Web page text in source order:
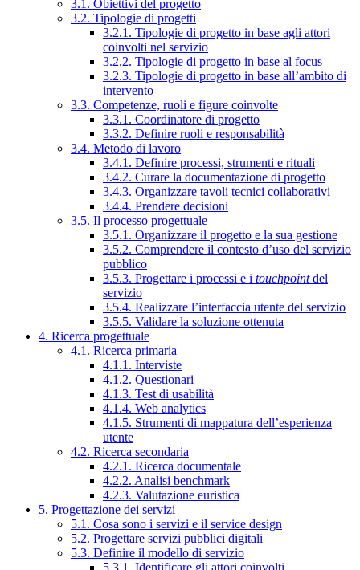
3.1. Obiettivi del progetto
3.2. Tipologie di progetti
3.2.1. Tipologie di progetto in base agli attori
coinvolti nel servizio
3.2.2. Tipologie di progetto in base al focus
3.2.3. Tipologie di progetto in base all’ambito di
intervento
3.3. Competenze, ruoli e figure coinvolte
3.3.1. Coordinatore di progetto
3.3.2. Definire ruoli e responsabilità
3.4. Metodo di lavoro
3.4.1. Definire processi, strumenti e rituali
3.4.2. Curare la documentazione di progetto
3.4.3. Organizzare tavoli tecnici collaborativi
3.4.4. Prendere decisioni
3.5. Il processo progettuale
3.5.1. Organizzare il progetto e la sua gestione
3.5.2. Comprendere il contesto d’uso del servizio
pubblico
3.5.3. Progettare i processi e i touchpointdel
servizio
3.5.4. Realizzare l’interfaccia utente del servizio
3.5.5. Validare la soluzione ottenuta
4. Ricerca progettuale
4.1. Ricerca primaria
4.1.1. Interviste
4.1.2. Questionari
4.1.3. Test di usabilità
4.1.4. Web analytics
4.1.5. Strumenti di mappatura dell’esperienza
utente
4.2. Ricerca secondaria
4.2.1. Ricerca documentale
4.2.2. Analisi benchmark
4.2.3. Valutazione euristica
5. Progettazione dei servizi
5.1. Cosa sono i servizi e il service design
5.2. Progettare servizi pubblici digitali
5.3. Definire il modello di servizio
5.3.1. Identificare gli attori coinvolti